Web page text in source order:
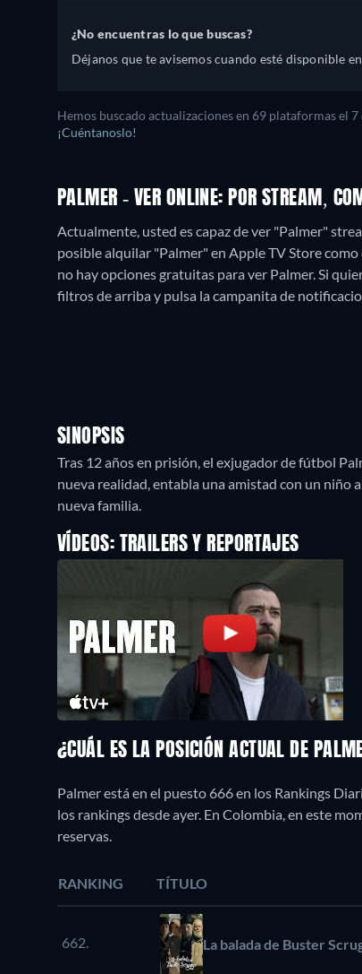
¿No encuentras lo que buscas?
Déjanos que te avisemos cuando esté disponible
Hemos buscado actualizaciones en 69 plataformas el 7
¡Cuéntanoslo!
PALMER - VER ONLINE: POR STREAM,
Actualmente, usted es capaz de ver "Palmer"
posible alquilar "Palmer" en Apple TV Store
no hay opciones gratuitas para ver Palmer. Si
filtros de arriba y pulsa la campanita de
SINOPSIS
Tras 12 años en prisión, el exjugador de fútbol
nueva realidad, entabla una amistad con un niño
nueva familia.
VÍDEOS: TRAILERS Y REPORTAJES
¿CUÁL ES LA POSICIÓN ACTUAL DE
Palmer está en el puesto 666 en los Rankings
los rankings desde ayer. En Colombia, en este
reservas.
RANKING TÍTULO
662. La balada de Buster